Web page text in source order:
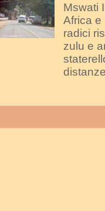
Mswati
Africa e
radici
zulu e